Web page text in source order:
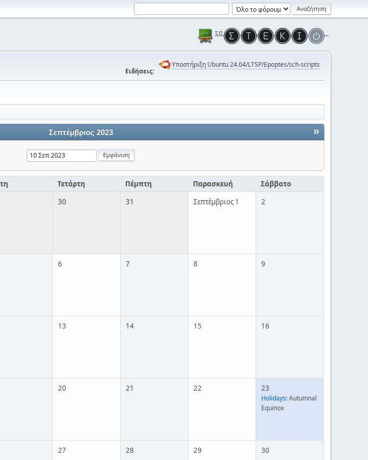
Ειδήσεις:
Υποστήριξη Ubuntu 24.04/LTSP/Epoptes/sch-scripts
»
Σεπτέμβριος 2023
Τετάρτη Πέμπτη Παρασκευή Σάββατο
30 31 Σεπτέμβριος 1 2
6 7 8 9
13 14 15 16
20 21 22 23
Holidays:Autumnal
Equinox
27 28 29 30